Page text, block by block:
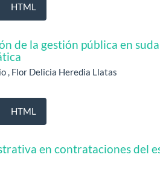
HTML
de la gestión pública en
, Flor Delicia Heredia Llatas
HTML
en contrataciones del